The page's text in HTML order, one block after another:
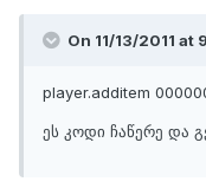
On 11/13/2011
player.additem
ეს კოდი ჩაწერე და